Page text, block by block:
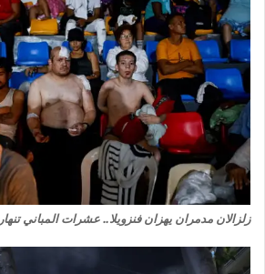
زلزالان مدمران يهزان فنزويلا.. عشرات المباني